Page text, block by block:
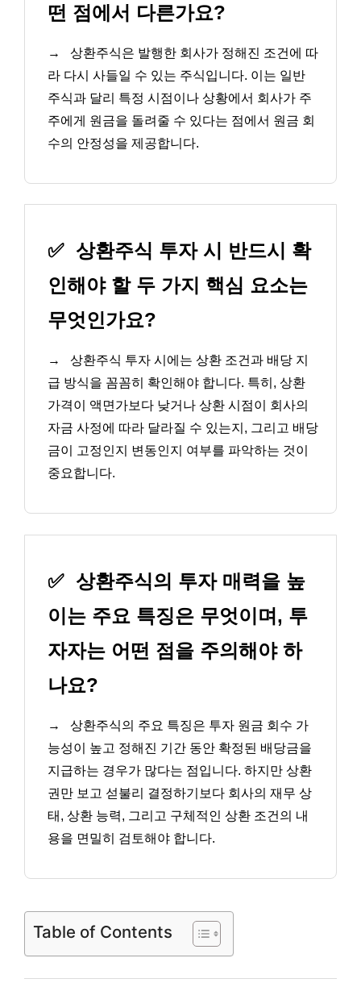
떤 점에서 다른가요?
→
상환주식은 발행한 회사가 정해진 조건에 따
라 다시 사들일 수 있는 주식입니다. 이는 일반
주식과 달리 특정 시점이나 상황에서 회사가 주
주에게 원금을 돌려줄 수 있다는 점에서 원금 회
수의 안정성을 제공합니다.
✅ 상환주식 투자 시 반드시 확
인해야 할 두 가지 핵심 요소는
무엇인가요?
→
상환주식 투자 시에는 상환 조건과 배당 지
급 방식을 꼼꼼히 확인해야 합니다. 특히, 상환
가격이 액면가보다 낮거나 상환 시점이 회사의
자금 사정에 따라 달라질 수 있는지, 그리고 배당
금이 고정인지 변동인지 여부를 파악하는 것이
중요합니다.
✅ 상환주식의 투자 매력을 높
이는 주요 특징은 무엇이며, 투
자자는 어떤 점을 주의해야 하
나요?
→
상환주식의 주요 특징은 투자 원금 회수 가
능성이 높고 정해진 기간 동안 확정된 배당금을
지급하는 경우가 많다는 점입니다. 하지만 상환
권만 보고 섣불리 결정하기보다 회사의 재무 상
태, 상환 능력, 그리고 구체적인 상환 조건의 내
용을 면밀히 검토해야 합니다.
Table of Contents